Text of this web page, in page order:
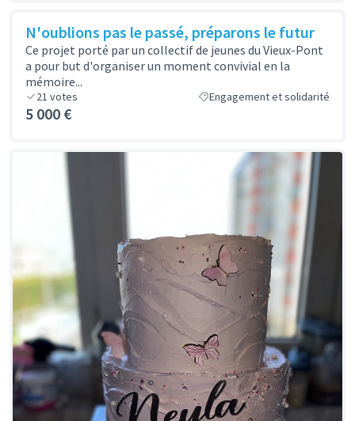
N'oublions pas le passé, préparons le futur
Ce projet porté par un collectif de jeunes du Vieux-Pont
a pour but d'organiser un moment convivial en la
mémoire...
21 votes Engagement et solidarité
5 000 €